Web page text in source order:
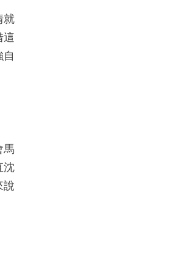
就
這
馬
沈
說